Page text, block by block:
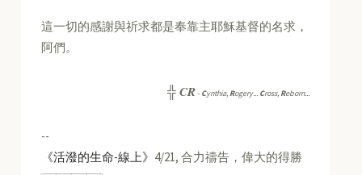
這一切的感謝與祈求都是奉靠主耶穌基督的名求，
阿們。
╬CR -Cynthia, Rogery... Cross, Reborn...
--
《活潑的生命-線上》 4/21, 合力禱告，偉大的得勝